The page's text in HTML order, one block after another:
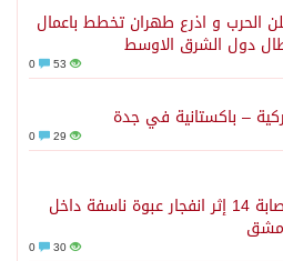
الحرب و اذرع طهران تخطط باعمال
دول الشرق الاوسط
53
– باكستانية في جدة
29
مقتل شخصين وإصابة 14 إثر انفجار عبوة ناسفة داخل
30